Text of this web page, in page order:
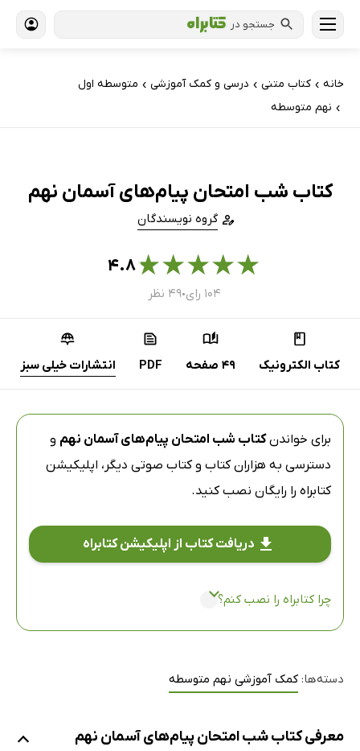
جستجو در
خانه › کتاب‌ متنی › درسی و کمک آموزشی › متوسطه اول
› نهم متوسطه
کتاب شب امتحان پیام‌های آسمان نهم
گروه نویسندگان
★
★
★
★
★۴.۸
۱۰۴ رای ● ۴۹ نظر
کتاب الکترونیک 49 صفحه PDF انتشارات خیلی سبز
برای خواندنکتاب شب امتحان پیام‌های آسمان نهم و
دسترسی به هزاران کتاب و کتاب صوتی دیگر، اپلیکیشن
کتابراه را رایگان نصب کنید.
دریافت کتاب از اپلیکیشن کتابراه
چرا کتابراه را نصب کنم؟
دسته‌ها: کمک آموزشی نهم متوسطه
معرفی کتاب شب امتحان پیام‌های آسمان نهم